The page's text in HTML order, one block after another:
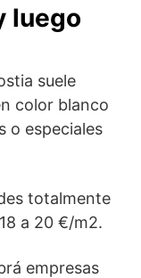
luego
suele
color blanco
o especiales
totalmente
a 20 €/m2.
empresas